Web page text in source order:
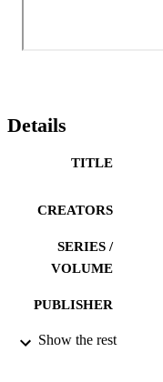
Details
TITLE
CREATORS
SERIES /
VOLUME
PUBLISHER
Show the rest